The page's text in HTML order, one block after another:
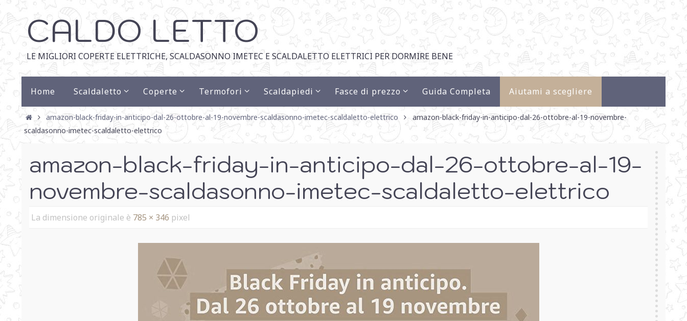
CALDO LETTO
LE MIGLIORI COPERTE ELETTRICHE, SCALDASONNO IMETEC E SCALDALETTO ELETTRICI PER DORMIRE BENE
Home Scaldaletto Coperte Termofori Scaldapiedi Fasce di prezzo Guida Completa Aiutami a scegliere
amazon-black-friday-in-anticipo-dal-26-ottobre-al-19-novembre-scaldasonno-imetec-scaldaletto-elettrico
amazon-black-friday-in-anticipo-dal-26-ottobre-al-19-novembre-
scaldasonno-imetec-scaldaletto-elettrico
amazon-black-friday-in-anticipo-dal-26-ottobre-al-19-
novembre-scaldasonno-imetec-scaldaletto-elettrico
La dimensione originale è 785 × 346 pixel